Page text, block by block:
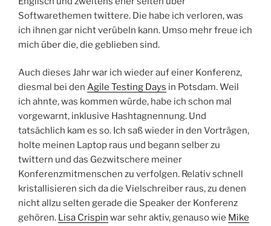
Softwarethemen twittere. Die habe ich verloren, was
ich ihnen gar nicht verübeln kann. Umso mehr freue ich
mich über die, die geblieben sind.
Auch dieses Jahr war ich wieder auf einer Konferenz,
diesmal bei den Agile Testing Days in Potsdam. Weil
ich ahnte, was kommen würde, habe ich schon mal
vorgewarnt, inklusive Hashtagnennung. Und
tatsächlich kam es so. Ich saß wieder in den Vorträgen,
holte meinen Laptop raus und begann selber zu
twittern und das Gezwitschere meiner
Konferenzmitmenschen zu verfolgen. Relativ schnell
kristallisieren sich da die Vielschreiber raus, zu denen
nicht allzu selten gerade die Speaker der Konferenz
gehören. Lisa Crispin war sehr aktiv, genauso wie Mike